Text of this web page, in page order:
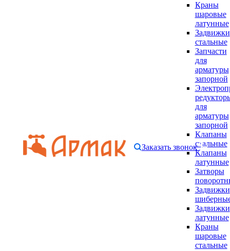
Краны
шаровые
латунные
Задвижки
стальные
Запчасти
для
арматуры
запорной
для
арматуры
запорной
Клапаны
стальные
Клапаны
латунные
Затворы
Задвижки
Задвижки
латунные
Краны
шаровые
стальные
Заказать звонок